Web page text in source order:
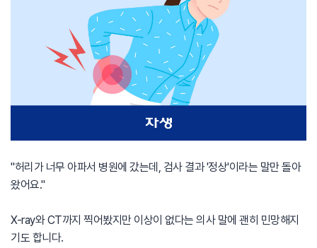
"허리가 너무 아파서 병원에 갔는데, 검사 결과 '정상'이라는 말만 돌아
왔어요."
X-ray와 CT까지 찍어봤지만 이상이 없다는 의사 말에 괜히 민망해지
기도 합니다.